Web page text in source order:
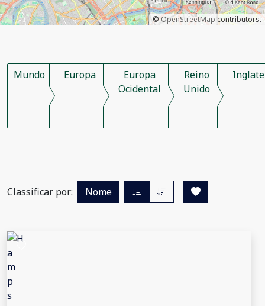
© OpenStreetMap contributors.
Mundo Europa
Europa
Ocidental
Reino
Unido
Classificar por: Nome